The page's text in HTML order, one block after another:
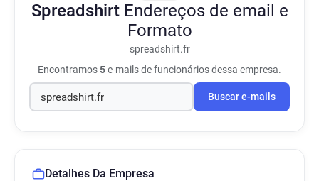
Spreadshirt Endereços de email e
Formato
spreadshirt.fr
Encontramos5e-mails de funcionários dessa empresa.
Buscar e-mails
Detalhes Da Empresa